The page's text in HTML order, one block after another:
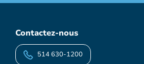
Contactez-nous
514 630-1200